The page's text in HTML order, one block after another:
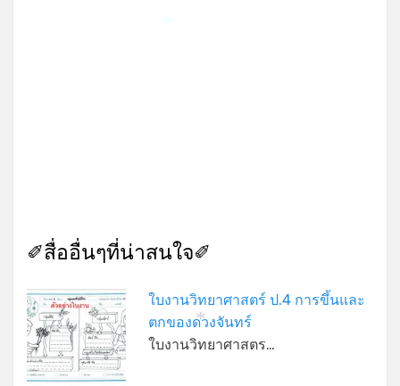
✐สื่ออื่นๆที่น่าสนใจ✐
ใบงานวิทยาศาสตร์ ป.4 การขึ้นและ
ตกของดวงจันทร์
ใบงานวิทยาศาสตร…
*